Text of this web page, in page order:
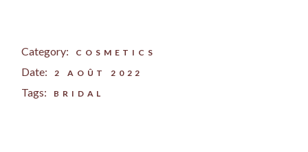
Category: COSMETICS
Date: 2 AOÛT 2022
Tags: BRIDAL